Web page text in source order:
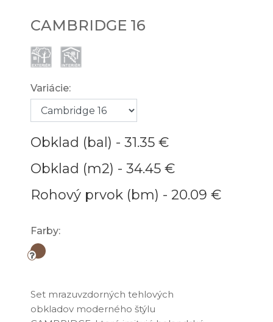
CAMBRIDGE 16
Variácie:
Obklad (bal) - 31.35 €
Obklad (m2) - 34.45 €
Rohový prvok (bm) - 20.09 €
Farby:
Set mrazuvzdorných tehlových
obkladov moderného štýlu